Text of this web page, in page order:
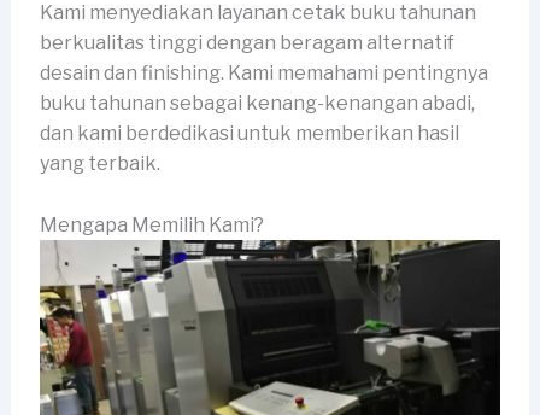
Kami menyediakan layanan cetak buku tahunan
berkualitas tinggi dengan beragam alternatif
desain dan finishing. Kami memahami pentingnya
buku tahunan sebagai kenang-kenangan abadi,
dan kami berdedikasi untuk memberikan hasil
yang terbaik.
Mengapa Memilih Kami?